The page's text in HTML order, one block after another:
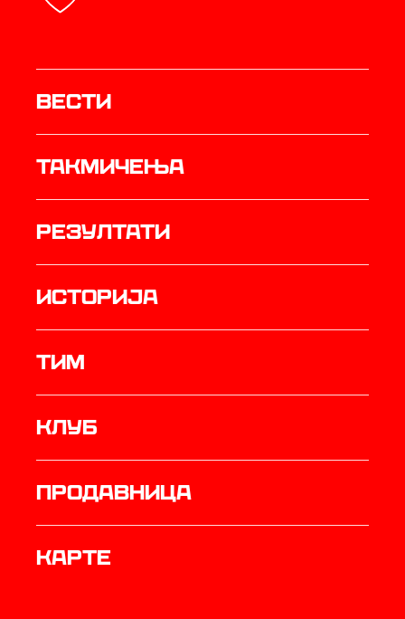
Вести
Такмичења
резултати
историја
ТИМ
Клуб
продавница
Карте